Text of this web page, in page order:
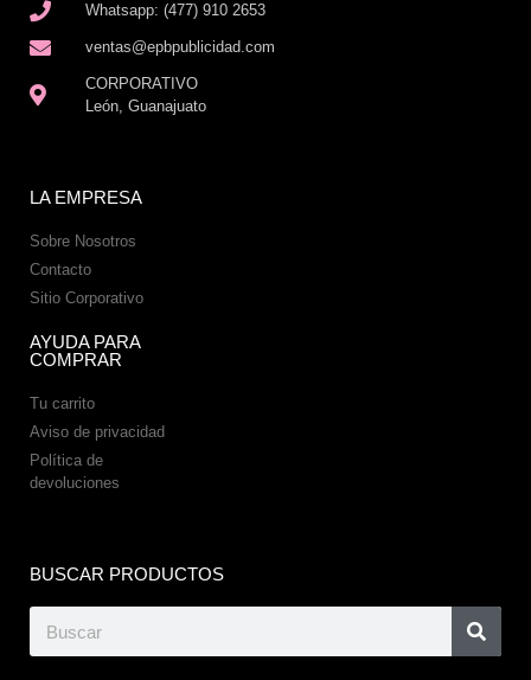
Whatsapp: (477) 910 2653
ventas@epbpublicidad.com
CORPORATIVO
León, Guanajuato
LA EMPRESA
Sobre Nosotros
Contacto
Sitio Corporativo
AYUDA PARA
COMPRAR
Tu carrito
Aviso de privacidad
Política de
devoluciones
BUSCAR PRODUCTOS